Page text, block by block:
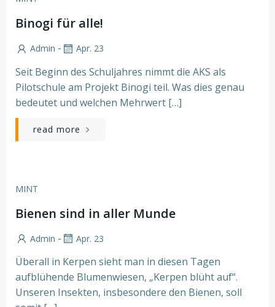
Binogi für alle!
Admin - Apr. 23
Seit Beginn des Schuljahres nimmt die AKS als
Pilotschule am Projekt Binogi teil. Was dies genau
bedeutet und welchen Mehrwert […]
read more
MINT
Bienen sind in aller Munde
Admin - Apr. 23
Überall in Kerpen sieht man in diesen Tagen
aufblühende Blumenwiesen, „Kerpen blüht auf“.
Unseren Insekten, insbesondere den Bienen, soll